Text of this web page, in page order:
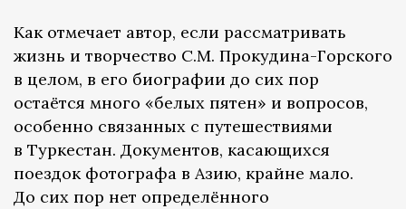
Как отмечает автор, если рассматривать
жизнь и творчество С.М. Прокудина-Горского
в целом, в его биографии до сих пор
остаётся много «белых пятен» и вопросов,
особенно связанных с путешествиями
в Туркестан. Документов, касающихся
поездок фотографа в Азию, крайне мало.
До сих пор нет определённого